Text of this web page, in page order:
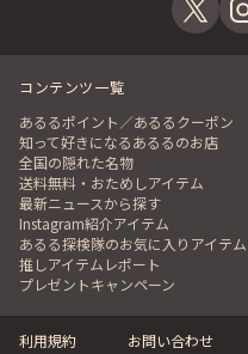
コンテンツ一覧
あるるポイント／あるるクーポン
知って好きになるあるるのお店
全国の隠れた名物
送料無料・おためしアイテム
最新ニュースから探す
Instagram紹介アイテム
あるる探検隊のお気に入りアイテム
推しアイテムレポート
プレゼントキャンペーン
利用規約 お問い合わせ